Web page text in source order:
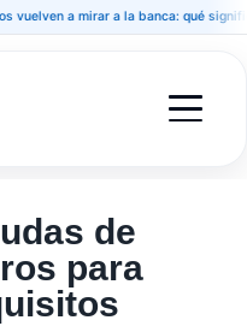
a mirar a la banca: qué significa
de
para